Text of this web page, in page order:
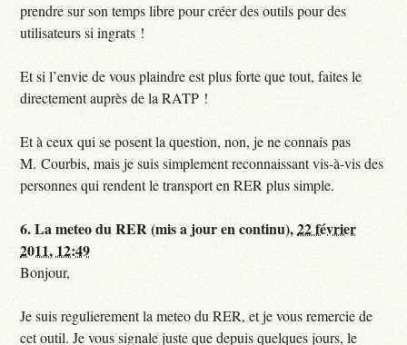
prendre sur son temps libre pour créer des outils pour des
utilisateurs si ingrats !
Et si l’envie de vous plaindre est plus forte que tout, faites le
directement auprès de la RATP !
Et à ceux qui se posent la question, non, je ne connais pas
M. Courbis, mais je suis simplement reconnaissant vis-à-vis des
personnes qui rendent le transport en RER plus simple.
6.La meteo du RER (mis a jour en continu),22 février
2011, 12:49
Bonjour,
Je suis regulierement la meteo du RER, et je vous remercie de
cet outil. Je vous signale juste que depuis quelques jours, le